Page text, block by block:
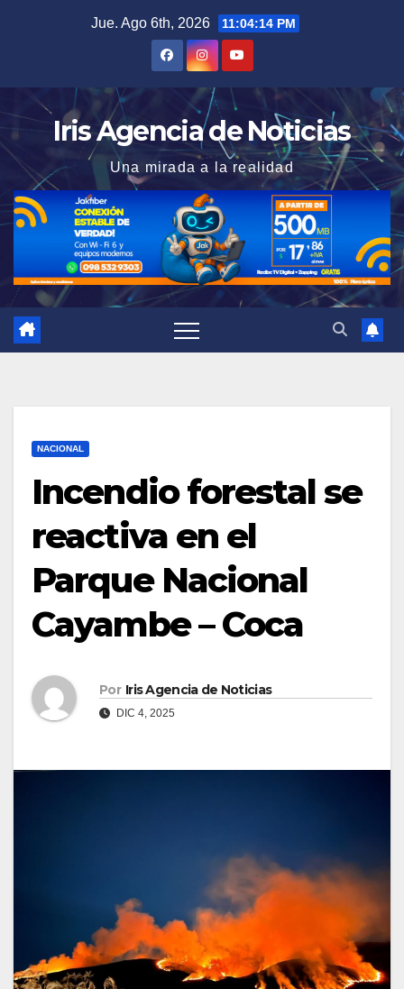
Jue. Ago 6th, 2026 11:04:15 PM
Iris Agencia de Noticias
Una mirada a la realidad
NACIONAL
Incendio forestal se
reactiva en el
Parque Nacional
Cayambe – Coca
Por Iris Agencia de Noticias
DIC 4, 2025